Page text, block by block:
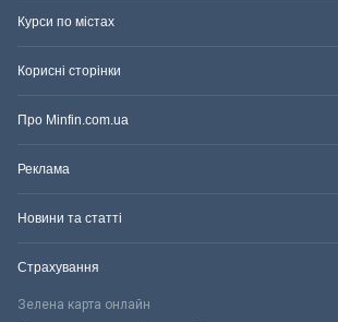
Курси по містах
Корисні сторінки
Про Minfin.com.ua
Реклама
Новини та статті
Страхування
Зелена карта онлайн